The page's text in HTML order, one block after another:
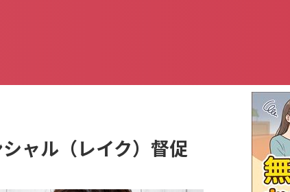
ャル（レイク）督促